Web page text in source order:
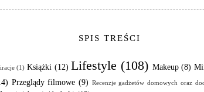
SPIS TREŚCI
(1) Książki (12) Lifestyle (108) Makeup (8)
Przeglądy filmowe (9) Recenzje gadżetów domowych oraz